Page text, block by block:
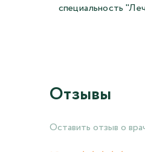
специальность
Отзывы
Оставить отзыв о